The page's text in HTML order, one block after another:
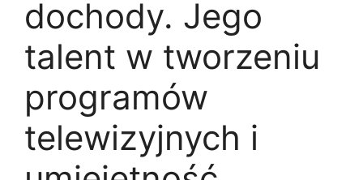
dochody. Jego
talent w tworzeniu
programów
telewizyjnych i